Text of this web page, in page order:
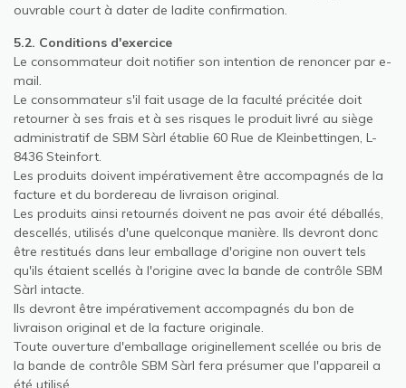
ouvrable court à dater de ladite confirmation.
5.2. Conditions d'exercice
Le consommateur doit notifier son intention de renoncer par e-
mail.
Le consommateur s'il fait usage de la faculté précitée doit
retourner à ses frais et à ses risques le produit livré au siège
administratif de SBM Sàrl établie 60 Rue de Kleinbettingen, L-
8436 Steinfort.
Les produits doivent impérativement être accompagnés de la
facture et du bordereau de livraison original.
Les produits ainsi retournés doivent ne pas avoir été déballés,
descellés, utilisés d'une quelconque manière. Ils devront donc
être restitués dans leur emballage d'origine non ouvert tels
qu'ils étaient scellés à l'origine avec la bande de contrôle SBM
Sàrl intacte.
Ils devront être impérativement accompagnés du bon de
livraison original et de la facture originale.
Toute ouverture d'emballage originellement scellée ou bris de
la bande de contrôle SBM Sàrl fera présumer que l'appareil a
été utilisé.